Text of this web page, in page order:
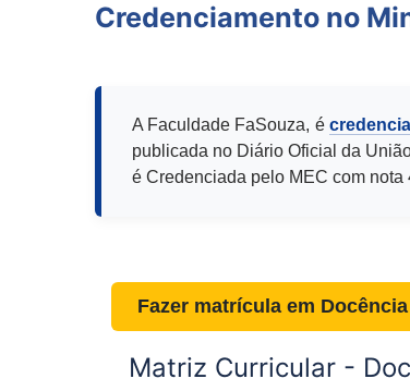
Credenciamento no
A Faculdade FaSouza, é
publicada no Diário Oficial da
é Credenciada pelo MEC com nota
Fazer matrícula em
Matriz Curricular -